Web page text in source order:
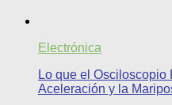
Electrónica
Lo que el
Aceleración y la